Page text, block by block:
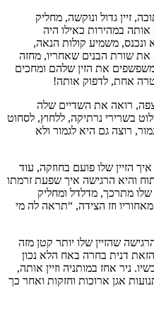
זיין גדול ונוקשה, מחליק
אותה במהירות כאילו היה
ונכנס, משמיע קולות הנאה,
שורת הבנים שאחריו, מחזה
משפשפים את הזין שלהם ומחכים
אחת, לדפוק אותה!
רואה את השדיים שלה
בשרירי נרתיקה, ללחוץ, לסחוט
רוצה גם היא לגמור ולא
הזיין שלו פועם בחוזקה, עוד
והיא הרגישה איך שפעת זרמתו
מתרכך, מדלדל ומחליק
וזז הצידה, “תראה לה מי
שהזיין שלו יותר קטן מזה
דנית בחרה באח הלא נכון
ניר אחז במותניה וזיין אותה,
אגן ארוכות וחזקות ואחר כך